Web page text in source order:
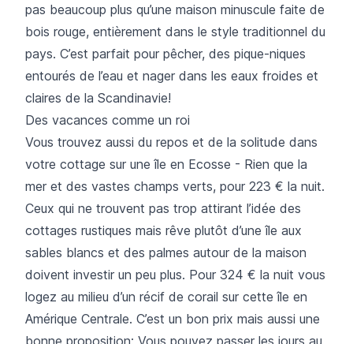
pas beaucoup plus qu’une maison minuscule faite de
bois rouge, entièrement dans le style traditionnel du
pays. C’est parfait pour pêcher, des pique-niques
entourés de l’eau et nager dans les eaux froides et
claires de la Scandinavie!
Des vacances comme un roi
Vous trouvez aussi du repos et de la solitude dans
votre cottage sur uneîle en Ecosse - Rien que la
mer et des vastes champs verts, pour 223 € la nuit.
Ceux qui ne trouvent pas trop attirant l’idée des
cottages rustiques mais rêve plutôt d’une île aux
sables blancs et des palmes autour de la maison
doivent investir un peu plus. Pour 324 € la nuit vous
logez au milieu d’un récif de corail sur cetteîle en
Amérique Centrale. C’est un bon prix mais aussi une
bonne proposition: Vous pouvez passer les jours au